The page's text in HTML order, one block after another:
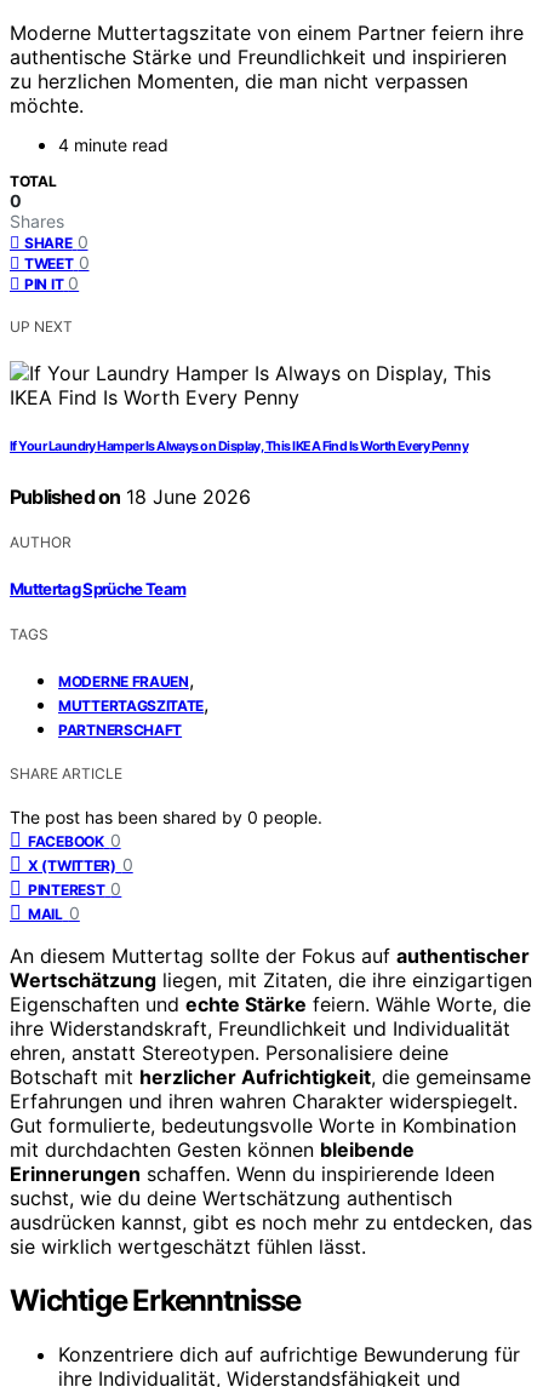
Moderne Muttertagszitate von einem Partner feiern ihre
authentische Stärke und Freundlichkeit und inspirieren
zu herzlichen Momenten, die man nicht verpassen
möchte.
4 minute read
TOTAL
0
Shares
SHARE 0
TWEET 0
PIN IT 0
UP NEXT
If Your Laundry Hamper Is Always on Display, This IKEA Find Is Worth Every Penny
Published on 18 June 2026
AUTHOR
Muttertag Sprüche Team
TAGS
MODERNE FRAUEN,
MUTTERTAGSZITATE,
PARTNERSCHAFT
SHARE ARTICLE
The post has been shared by 0 people.
FACEBOOK 0
X (TWITTER) 0
PINTEREST 0
MAIL 0
An diesem Muttertag sollte der Fokus auf authentischer
Wertschätzung liegen, mit Zitaten, die ihre einzigartigen
Eigenschaften und echte Stärke feiern. Wähle Worte, die
ihre Widerstandskraft, Freundlichkeit und Individualität
ehren, anstatt Stereotypen. Personalisiere deine
Botschaft mit herzlicher Aufrichtigkeit, die gemeinsame
Erfahrungen und ihren wahren Charakter widerspiegelt.
Gut formulierte, bedeutungsvolle Worte in Kombination
mit durchdachten Gesten können bleibende
Erinnerungen schaffen. Wenn du inspirierende Ideen
suchst, wie du deine Wertschätzung authentisch
ausdrücken kannst, gibt es noch mehr zu entdecken, das
sie wirklich wertgeschätzt fühlen lässt.
Wichtige Erkenntnisse
Konzentriere dich auf aufrichtige Bewunderung für
ihre Individualität, Widerstandsfähigkeit und